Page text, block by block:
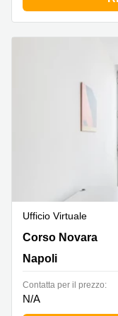
Ufficio Virtuale
Corso Novara
Napoli
Corso Novara
Napoli
Сontatta per il prezzo:
N/A